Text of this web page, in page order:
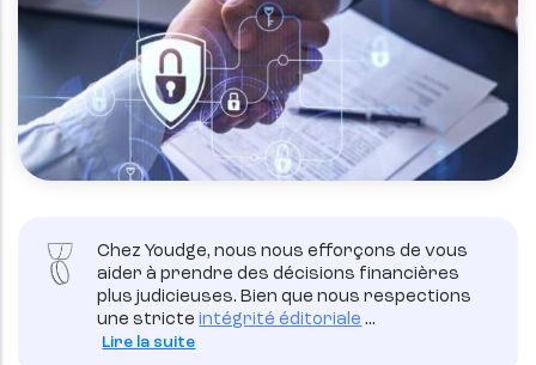
Chez Youdge, nous nous efforçons de vous
aider à prendre des décisions financières
plus judicieuses. Bien que nous respections
une stricteintégrité éditoriale ...
Lire la suite